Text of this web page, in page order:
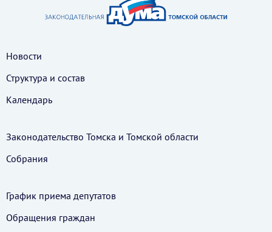
Новости
Структура и состав
Календарь
Законодательство Томска и Томской области
Собрания
График приема депутатов
Обращения граждан